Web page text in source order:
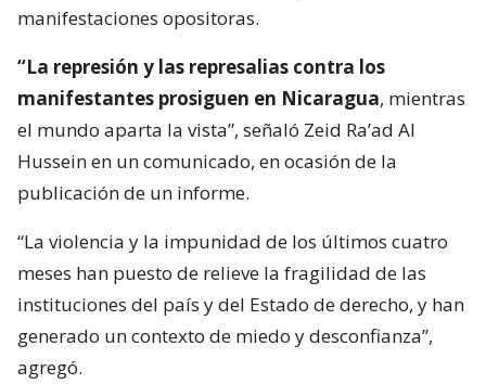
manifestaciones opositoras.
“La represión y las represalias contra los
manifestantes prosiguen en Nicaragua, mientras
el mundo aparta la vista”, señaló Zeid Ra’ad Al
Hussein en un comunicado, en ocasión de la
publicación de un informe.
“La violencia y la impunidad de los últimos cuatro
meses han puesto de relieve la fragilidad de las
instituciones del país y del Estado de derecho, y han
generado un contexto de miedo y desconfianza”,
agregó.